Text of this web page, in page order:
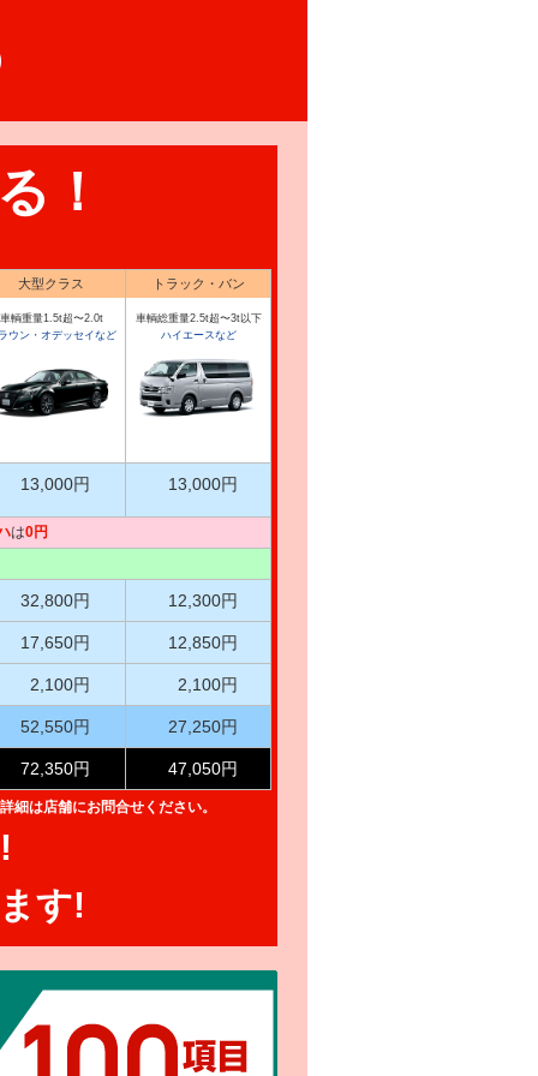
！
大型クラス
車輌重量1.5t超〜2.0t
ウン・オデッセイなど
トラック・バン
車輌総重量2.5t超〜3t以下
ハイエースなど
13,000円 13,000円
は0円
32,800円 12,300円
17,650円 12,850円
2,100円 2,100円
52,550円 27,250円
72,350円 47,050円
詳細は店舗にお問合せください。
す!